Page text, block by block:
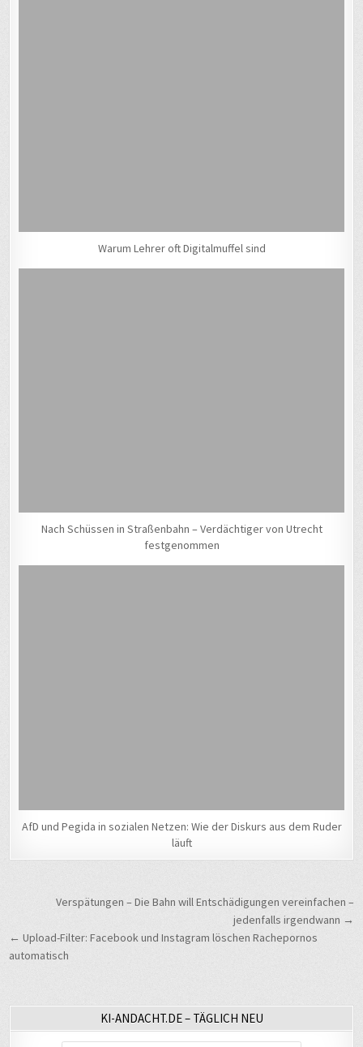
Warum Lehrer oft Digitalmuffel sind
Nach Schüssen in Straßenbahn – Verdächtiger von Utrecht
festgenommen
AfD und Pegida in sozialen Netzen: Wie der Diskurs aus dem Ruder
läuft
Beitragsnavigation
Verspätungen – Die Bahn will Entschädigungen vereinfachen –
jedenfalls irgendwann →
← Upload-Filter: Facebook und Instagram löschen Rachepornos
automatisch
KI-ANDACHT.DE – TÄGLICH NEU